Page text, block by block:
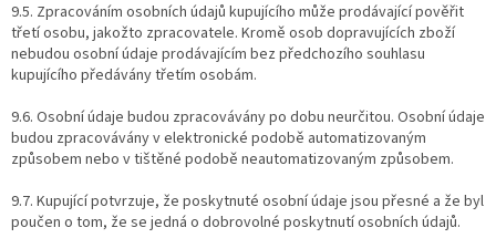
9.5. Zpracováním osobních údajů kupujícího může prodávající pověřit
třetí osobu, jakožto zpracovatele. Kromě osob dopravujících zboží
nebudou osobní údaje prodávajícím bez předchozího souhlasu
kupujícího předávány třetím osobám.
9.6. Osobní údaje budou zpracovávány po dobu neurčitou. Osobní údaje
budou zpracovávány v elektronické podobě automatizovaným
způsobem nebo v tištěné podobě neautomatizovaným způsobem.
9.7. Kupující potvrzuje, že poskytnuté osobní údaje jsou přesné a že byl
poučen o tom, že se jedná o dobrovolné poskytnutí osobních údajů.